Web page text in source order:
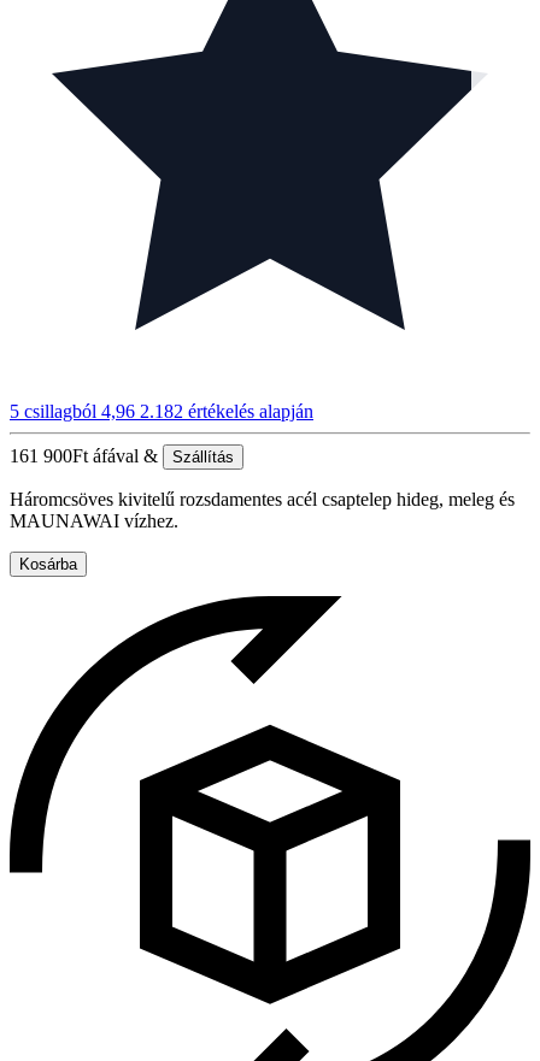
5 csillagból 4,96 2.182 értékelés alapján
161 900Ft áfával & Szállítás
Háromcsöves kivitelű rozsdamentes acél csaptelep hideg, meleg és
MAUNAWAI vízhez.
Kosárba